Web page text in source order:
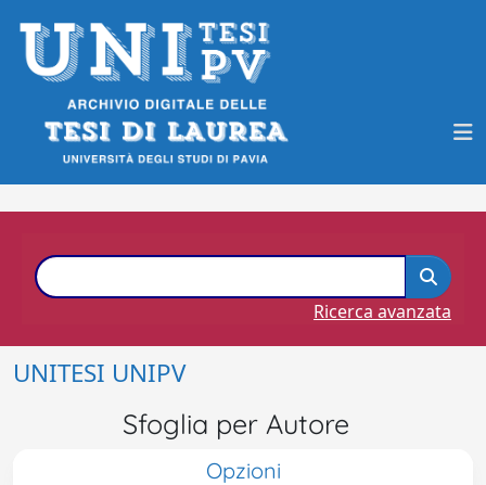
Ricerca avanzata
UNITESI UNIPV
Sfoglia per Autore
Opzioni